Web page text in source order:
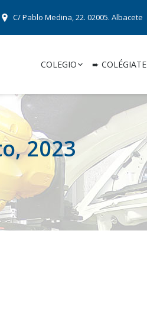
C/ Pablo Medina, 22. 02005. Albacete
COLEGIO ➨ COLÉGIATE
2023